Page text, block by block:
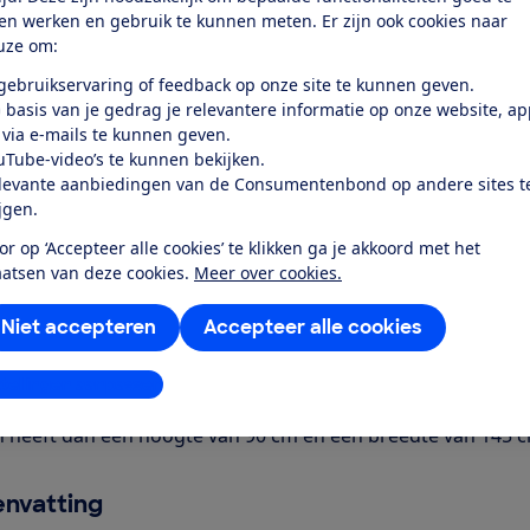
werken en gebruik te kunnen meten. Er zijn ook cookies naar
om:
of feedback op onze site te kunnen geven.
basis van je gedrag je relevantere informatie op onze website,
e-mails te kunnen geven.
video’s te kunnen bekijken.
aanbiedingen van de Consumentenbond op andere sites
op ‘Accepteer alle cookies’ te klikken ga je akkoord met het
van deze cookies. Meer over cookies.
Accepteer alle cookies
Niet accepteren
aanpassen
dit product
door de Consumentenbond
QE65S95F is een oled-tv met een
schermresolutie (3840 x 2160 pixels) en is geschikt voor
meer apps voor Netflix en Youtube. Je verbindt de tv met
met een opgegeven totaal vermogen van 70
ingangen (waaronder een HDMI-ARC/eARC ingang) en 3
geluidsuitgang op (Toslink) en kun je via Bluetooth een
heeft dan een hoogte van 90 cm en een breedte van 145